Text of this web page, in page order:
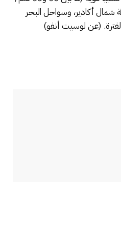
أكادير، وسواحل البحر
(عن لوسيت أنفو)